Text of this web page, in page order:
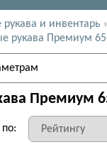
рукава и инвентарь ›
рукава Премиум
Премиум